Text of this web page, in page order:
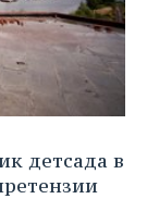
детсада в